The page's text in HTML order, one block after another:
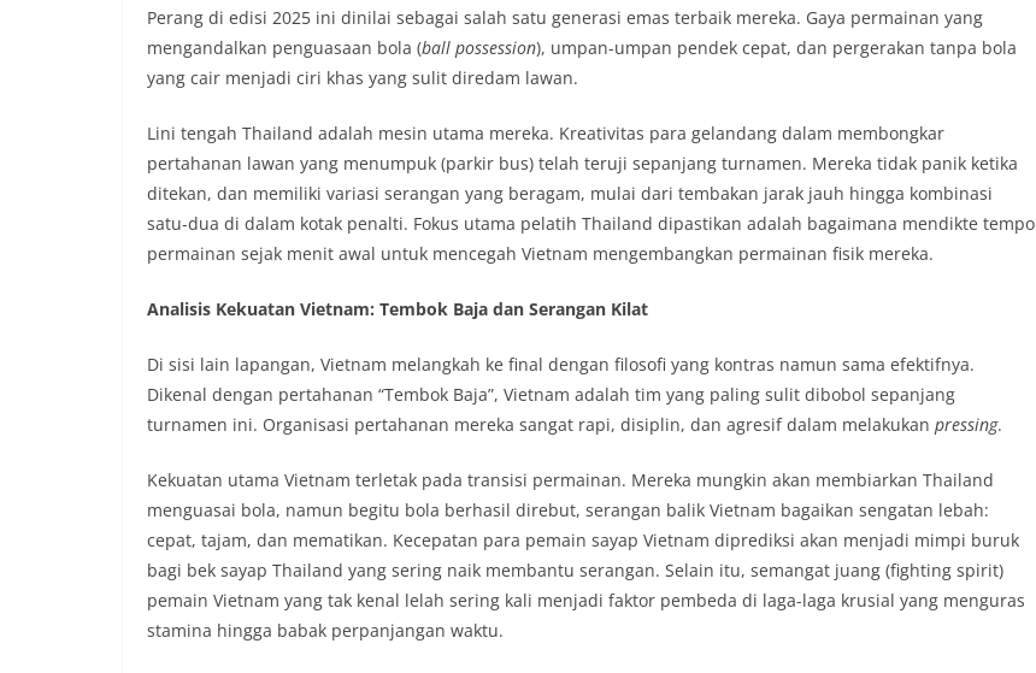
Perang di edisi 2025 ini dinilai sebagai salah satu generasi emas terbaik mereka. Gaya permainan yang
mengandalkan penguasaan bola (ball possession), umpan-umpan pendek cepat, dan pergerakan tanpa bola
yang cair menjadi ciri khas yang sulit diredam lawan.
Lini tengah Thailand adalah mesin utama mereka. Kreativitas para gelandang dalam membongkar
pertahanan lawan yang menumpuk (parkir bus) telah teruji sepanjang turnamen. Mereka tidak panik ketika
ditekan, dan memiliki variasi serangan yang beragam, mulai dari tembakan jarak jauh hingga kombinasi
satu-dua di dalam kotak penalti. Fokus utama pelatih Thailand dipastikan adalah bagaimana mendikte tempo
permainan sejak menit awal untuk mencegah Vietnam mengembangkan permainan fisik mereka.
Analisis Kekuatan Vietnam: Tembok Baja dan Serangan Kilat
Di sisi lain lapangan, Vietnam melangkah ke final dengan filosofi yang kontras namun sama efektifnya.
Dikenal dengan pertahanan “Tembok Baja”, Vietnam adalah tim yang paling sulit dibobol sepanjang
turnamen ini. Organisasi pertahanan mereka sangat rapi, disiplin, dan agresif dalam melakukan pressing.
Kekuatan utama Vietnam terletak pada transisi permainan. Mereka mungkin akan membiarkan Thailand
menguasai bola, namun begitu bola berhasil direbut, serangan balik Vietnam bagaikan sengatan lebah:
cepat, tajam, dan mematikan. Kecepatan para pemain sayap Vietnam diprediksi akan menjadi mimpi buruk
bagi bek sayap Thailand yang sering naik membantu serangan. Selain itu, semangat juang (fighting spirit)
pemain Vietnam yang tak kenal lelah sering kali menjadi faktor pembeda di laga-laga krusial yang menguras
stamina hingga babak perpanjangan waktu.